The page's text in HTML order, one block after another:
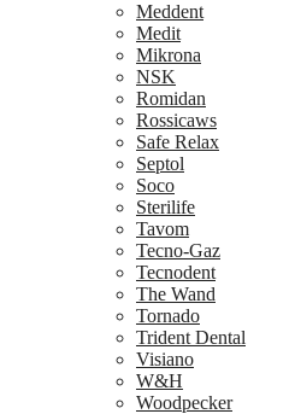
Meddent
Medit
Mikrona
NSK
Romidan
Rossicaws
Safe Relax
Septol
Soco
Sterilife
Tavom
Tecno-Gaz
Tecnodent
The Wand
Tornado
Trident Dental
Visiano
W&H
Woodpecker